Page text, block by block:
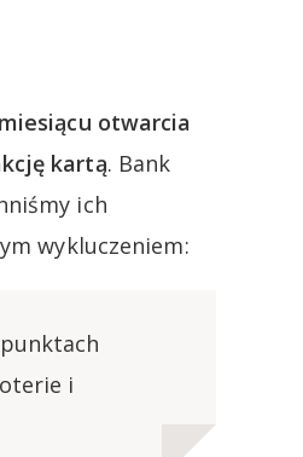
otwarcia
kartą. Bank
ich
wykluczeniem:
i